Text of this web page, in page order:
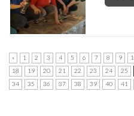
« 1 2 3 4 5 6 7 8 9
18
19 20 21 22 23 24 25
34
35 36 37 38 39 40 41